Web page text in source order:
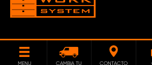
MENU CAMBIA TU CONTACTO